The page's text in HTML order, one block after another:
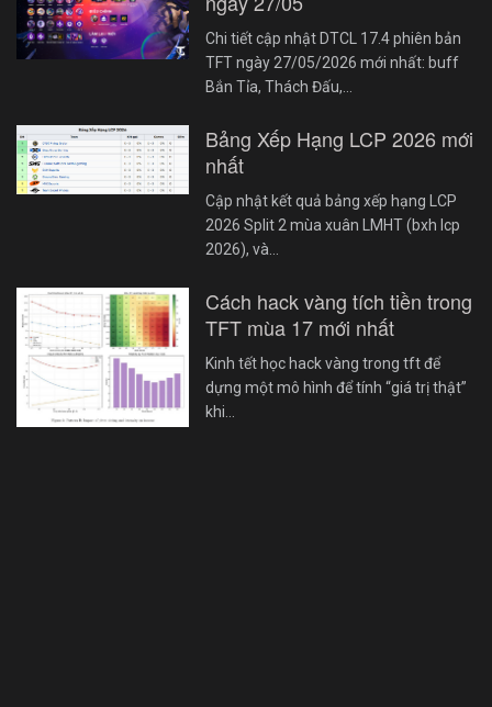
Chi tiết cập nhật DTCL 17.4 phiên bản
TFT ngày 27/05/2026 mới nhất: buff
Bắn Tỉa, Thách Đấu,…
Bảng Xếp Hạng LCP 2026 mới
nhất
Cập nhật kết quả bảng xếp hạng LCP
2026 Split 2 mùa xuân LMHT (bxh lcp
2026), và…
Cách hack vàng tích tiền trong
TFT mùa 17 mới nhất
Kinh tết học hack vàng trong tft để
dựng một mô hình để tính “giá trị thật”
khi…